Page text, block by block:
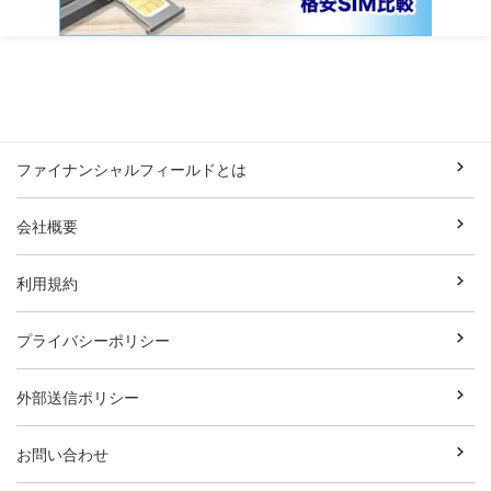
ファイナンシャルフィールドとは
会社概要
利用規約
プライバシーポリシー
外部送信ポリシー
お問い合わせ